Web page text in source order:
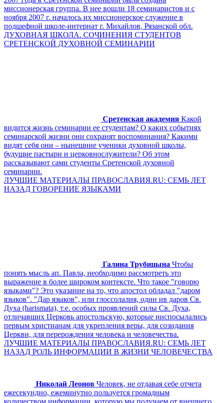
миссионерская группа. В нее вошли 18 семинаристов и с
ноября 2007 г. началось их миссионерское служение в
подшефной школе-интернат г. Михайлов, Рязанской обл.
ДУХОВНАЯ ШКОЛА. СОЧИНЕНИЯ СТУДЕНТОВ
СРЕТЕНСКОЙ ДУХОВНОЙ СЕМИНАРИИ
Сретенская академия Какой
видится жизнь семинарии ее студентам? О каких событиях
семинарской жизни они сохранят воспоминания? Какими
видят себя они – нынешние ученики духовной школы,
будущие пастыри и церковнослужители? Об этом
рассказывают сами студенты Сретенской духовной
семинарии.
ЛУЧШИЕ МАТЕРИАЛЫ ПРАВОСЛАВИЯ.RU: СЕМЬ ЛЕТ
НАЗАД ГОВОРЕНИЕ ЯЗЫКАМИ
Галина Трубицына Чтобы
понять мысль ап. Павла, необходимо рассмотреть это
выражение в более широком контексте. Что такое "говорю
языками"? Это указание на то, что апостол обладал "даром
языков". "Дар языков", или глоссолалия, один ив даров Св.
Духа (harismata), т.е. особых проявлений силы Св. Духа,
отличавших Церковь апостольскую, которые ниспосылались
первым христианам для укрепления веры, для созидания
Церкви, для перерождения человека и человечества.
ЛУЧШИЕ МАТЕРИАЛЫ ПРАВОСЛАВИЯ.RU: СЕМЬ ЛЕТ
НАЗАД РОЛЬ ИНФОРМАЦИИ В ЖИЗНИ ЧЕЛОВЕЧЕСТВА
Николай Леонов Человек, не отдавая себе отчета
ежесекундно, ежеминутно пользуется громадным
количеством информации, которую мы получаем от внешнего